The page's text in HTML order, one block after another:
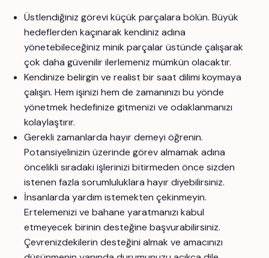
Üstlendiğiniz görevi küçük parçalara bölün. Büyük
hedeflerden kaçınarak kendiniz adına
yönetebileceğiniz minik parçalar üstünde çalışarak
çok daha güvenilir ilerlemeniz mümkün olacaktır.
Kendinize belirgin ve realist bir saat dilimi koymaya
çalışın. Hem işinizi hem de zamanınızı bu yönde
yönetmek hedefinize gitmenizi ve odaklanmanızı
kolaylaştırır.
Gerekli zamanlarda hayır demeyi öğrenin.
Potansiyelinizin üzerinde görev almamak adına
öncelikli sıradaki işlerinizi bitirmeden önce sizden
istenen fazla sorumluluklara hayır diyebilirsiniz.
İnsanlarda yardım istemekten çekinmeyin.
Ertelemenizi ve bahane yaratmanızı kabul
etmeyecek birinin desteğine başvurabilirsiniz.
Çevrenizdekilerin desteğini almak ve amacınızı